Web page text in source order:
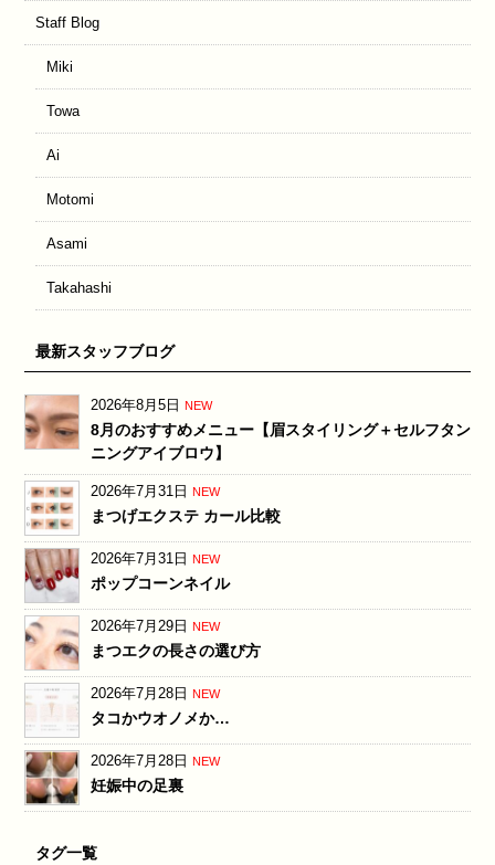
Staff Blog
Miki
Towa
Ai
Motomi
Asami
Takahashi
最新スタッフブログ
2026年8月5日 NEW
8月のおすすめメニュー【眉スタイリング＋セルフタン
ニングアイブロウ】
2026年7月31日 NEW
まつげエクステ カール比較
2026年7月31日 NEW
ポップコーンネイル
2026年7月29日 NEW
まつエクの長さの選び方
2026年7月28日 NEW
タコかウオノメか…
2026年7月28日 NEW
妊娠中の足裏
タグ一覧